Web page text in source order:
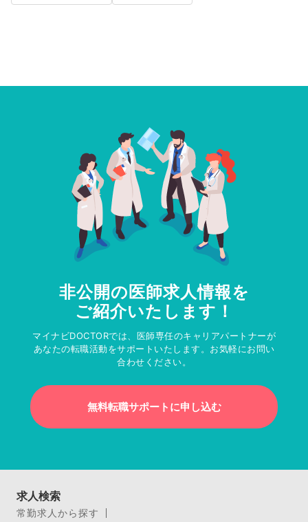
非公開の医師求人情報を
ご紹介いたします！
マイナビDOCTORでは、医師専任のキャリアパートナーが
あなたの転職活動をサポートいたします。お気軽にお問い
合わせください。
無料転職サポートに申し込む
求人検索
常勤求人から探す